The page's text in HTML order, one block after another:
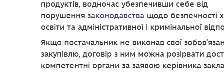
продуктів, водночас убезпечивши себе від
порушення законодавства щодо безпечності
освіти та адміністративної і кримінальної
Якщо постачальник не виконав свої
закупівлю, договір з ним можна розірвати
компетентні органи за заявою керівника